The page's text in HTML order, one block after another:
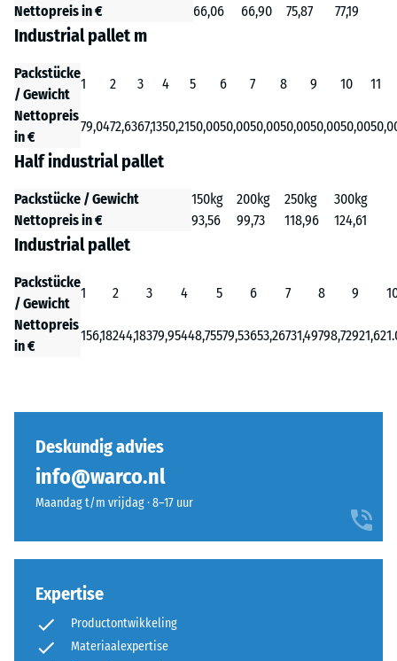
Nettopreis in €
66,06 66,90 75,87 77,19
Industrial pallet m
Packstücke
/ Gewicht
1 2 3 4 5 6 7 8 9 10
11
Nettopreis
in €
79,0472,6367,1350,2150,0050,0050,0050,0050,0050,00
Half industrial pallet
Packstücke / Gewicht 150kg 200kg 250kg
300kg
Nettopreis in €
93,56 99,73 118,96 124,61
Industrial pallet
Packstücke
/ Gewicht
1 2 3 4 5 6 7 8 9
Nettopreis
in €
156,18244,18379,95448,75579,53653,26731,49798,72921,62
Deskundig advies
info@warco.nl
Maandag t/m vrijdag · 8–17 uur
Expertise
Productontwikkeling
Materiaalexpertise